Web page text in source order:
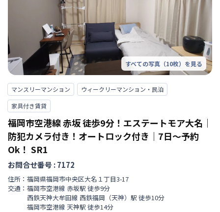
すべての写真（10枚）を見る
マンスリーマンション
ウィークリーマンション・民泊
家具付き賃貸
福岡市空港線 赤坂 徒歩9分！エステートモア大名｜
防犯カメラ付き！オートロック付き｜7日～予約
Ok！ SR1
お問合せ番号 :7172
住所： 福岡県福岡市中央区大名 １丁目3-17
交通： 福岡市空港線 赤坂駅 徒歩9分
西鉄天神大牟田線 西鉄福岡（天神）駅 徒歩10分
福岡市空港線 天神駅 徒歩14分